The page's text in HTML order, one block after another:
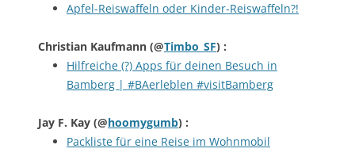
Apfel-Reiswaffeln oder Kinder-Reiswaffeln?!
Christian Kaufmann (@Timbo_SF) :
Hilfreiche (?) Apps für deinen Besuch in
Bamberg | #BAerleblen #visitBamberg
Jay F. Kay (@hoomygumb) :
Packliste für eine Reise im Wohnmobil